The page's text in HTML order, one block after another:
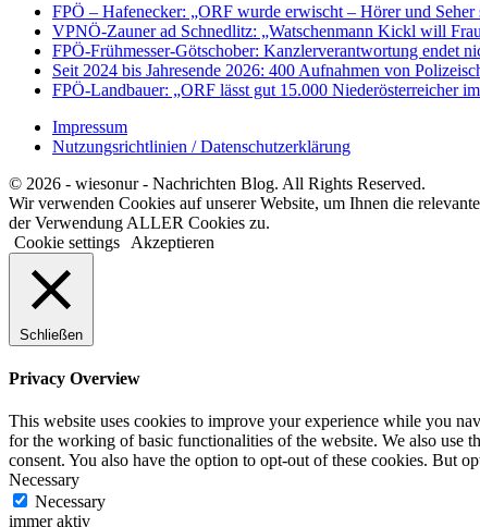
FPÖ – Hafenecker: „ORF wurde erwischt – Hörer und
VPNÖ-Zauner ad Schnedlitz: „Watschenmann Kickl will
FPÖ-Frühmesser-Götschober: Kanzlerverantwortung endet
Seit 2024 bis Jahresende 2026: 400 Aufnahmen von
FPÖ-Landbauer: „ORF lässt gut 15.000 Niederösterreicher
Impressum
Nutzungsrichtlinien / Datenschutzerklärung
© 2026 - wiesonur - Nachrichten Blog. All Rights Reserved.
Wir verwenden Cookies auf unserer Website, um Ihnen die
der Verwendung ALLER Cookies zu.
Cookie settings
Akzeptieren
Schließen
Privacy Overview
This website uses cookies to improve your experience while you
for the working of basic functionalities of the website. We also use
consent. You also have the option to opt-out of these cookies. But
Necessary
Necessary
immer aktiv